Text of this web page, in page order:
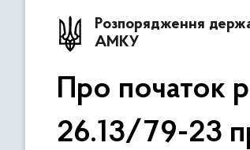
Розпорядження
АМКУ
Про початок
26.13/79-23